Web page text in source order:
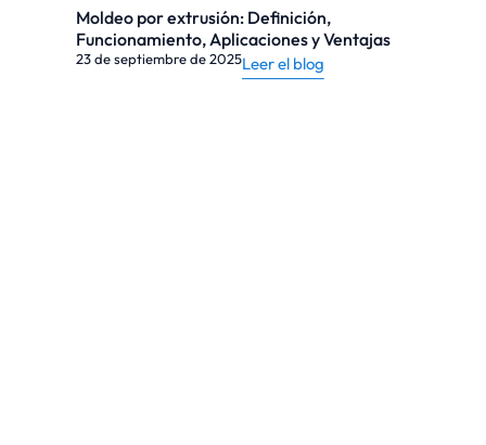
Moldeo por extrusión: Definición,
Funcionamiento, Aplicaciones y Ventajas
23 de septiembre de 2025Leer el blog